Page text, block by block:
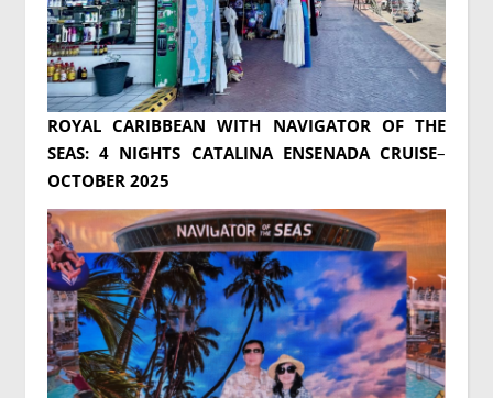
ROYAL CARIBBEAN WITH NAVIGATOR OF THE
SEAS: 4 NIGHTS CATALINA ENSENADA CRUISE–
OCTOBER 2025